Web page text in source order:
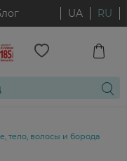
UA RU
тело, волосы и борода